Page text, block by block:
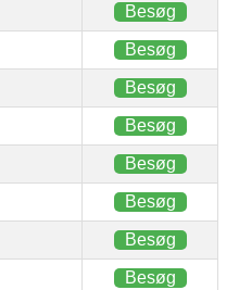
Besøg
Besøg
Besøg
Besøg
Besøg
Besøg
Besøg
Besøg